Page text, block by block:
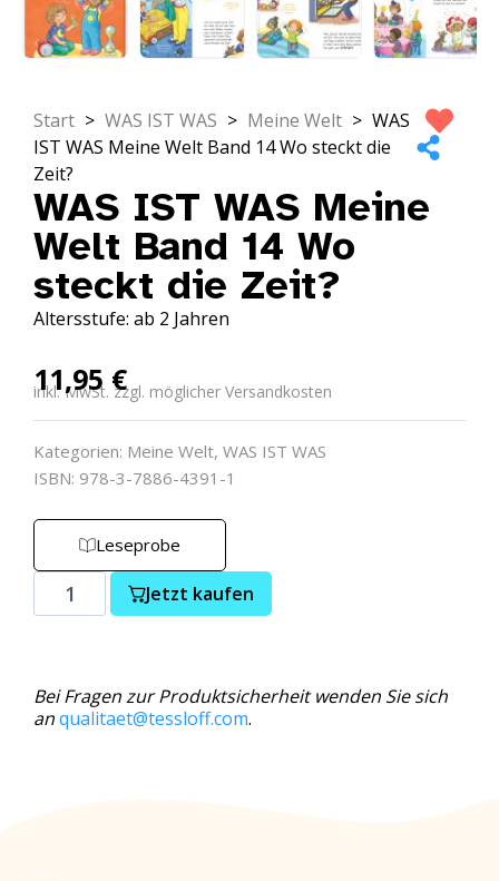
Start > WAS IST WAS > Meine Welt > WAS
IST WAS Meine Welt Band 14 Wo steckt die
Zeit?
WAS IST WAS Meine
Welt Band 14 Wo
steckt die Zeit?
Altersstufe: ab 2 Jahren
11,95 €
inkl. MwSt. zzgl. möglicher Versandkosten
Kategorien: Meine Welt, WAS IST WAS
ISBN: 978-3-7886-4391-1
Leseprobe
Jetzt kaufen
Bei Fragen zur Produktsicherheit wenden Sie sich
anqualitaet@tessloff.com.